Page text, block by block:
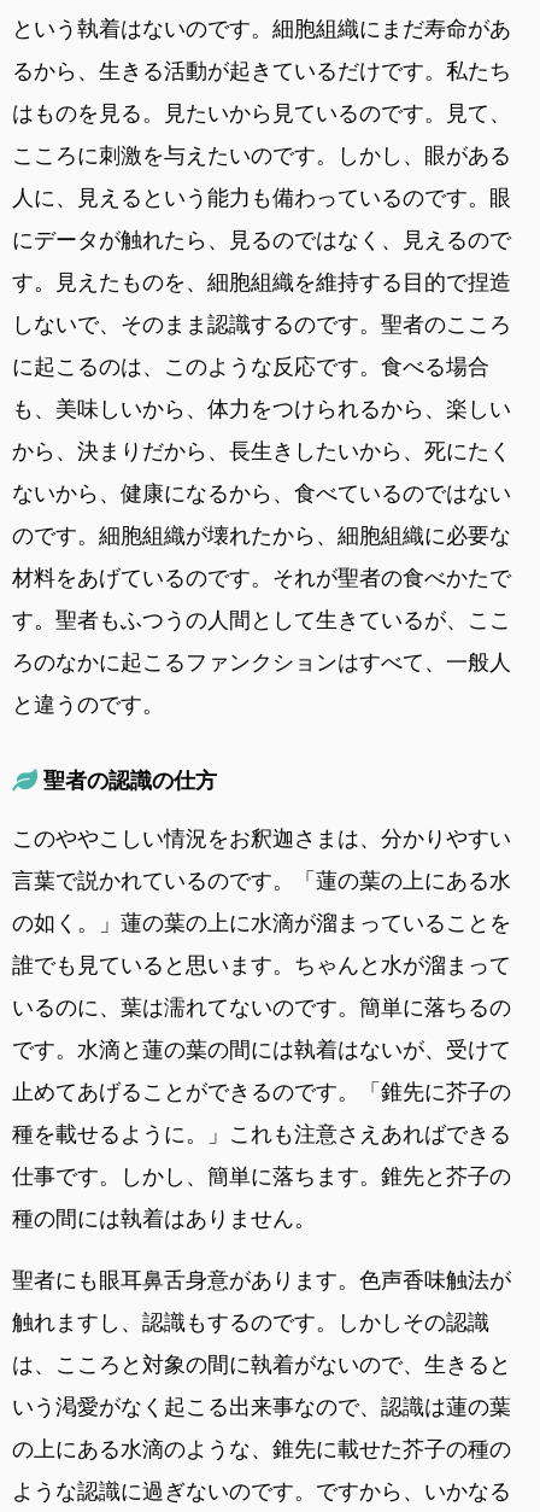
という執着はないのです。細胞組織にまだ寿命があ
るから、生きる活動が起きているだけです。私たち
はものを見る。見たいから見ているのです。見て、
こころに刺激を与えたいのです。しかし、眼がある
人に、見えるという能力も備わっているのです。眼
にデータが触れたら、見るのではなく、見えるので
す。見えたものを、細胞組織を維持する目的で捏造
しないで、そのまま認識するのです。聖者のこころ
に起こるのは、このような反応です。食べる場合
も、美味しいから、体力をつけられるから、楽しい
から、決まりだから、長生きしたいから、死にたく
ないから、健康になるから、食べているのではない
のです。細胞組織が壊れたから、細胞組織に必要な
材料をあげているのです。それが聖者の食べかたで
す。聖者もふつうの人間として生きているが、ここ
ろのなかに起こるファンクションはすべて、一般人
と違うのです。
聖者の認識の仕方
このややこしい情況をお釈迦さまは、分かりやすい
言葉で説かれているのです。「蓮の葉の上にある水
の如く。」蓮の葉の上に水滴が溜まっていることを
誰でも見ていると思います。ちゃんと水が溜まって
いるのに、葉は濡れてないのです。簡単に落ちるの
です。水滴と蓮の葉の間には執着はないが、受けて
止めてあげることができるのです。「錐先に芥子の
種を載せるように。」これも注意さえあればできる
仕事です。しかし、簡単に落ちます。錐先と芥子の
種の間には執着はありません。
聖者にも眼耳鼻舌身意があります。色声香味触法が
触れますし、認識もするのです。しかしその認識
は、こころと対象の間に執着がないので、生きると
いう渇愛がなく起こる出来事なので、認識は蓮の葉
の上にある水滴のような、錐先に載せた芥子の種の
ような認識に過ぎないのです。ですから、いかなる